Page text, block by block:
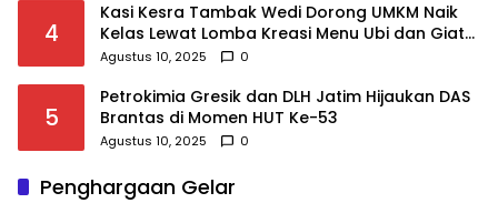
4
Kasi Kesra Tambak Wedi Dorong UMKM Naik
Kelas Lewat Lomba Kreasi Menu Ubi dan Giat
KSH Meriahkan HUT RI
Agustus 10, 2025 0
5
Petrokimia Gresik dan DLH Jatim Hijaukan DAS
Brantas di Momen HUT Ke-53
Agustus 10, 2025 0
Penghargaan Gelar